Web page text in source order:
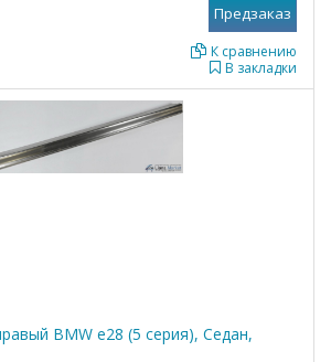
В закладки
К сравнению
BMW е28 (5 серия), Седан,